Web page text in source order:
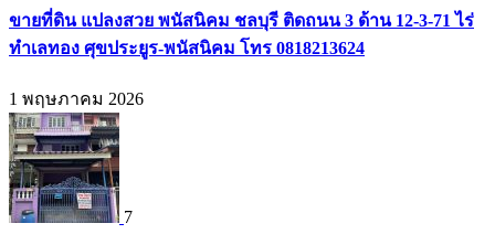
ขายที่ดิน แปลงสวย พนัสนิคม ชลบุรี ติดถนน 3 ด้าน 12-3-71 ไร่
ทำเลทอง ศุขประยูร-พนัสนิคม โทร 0818213624
1 พฤษภาคม 2026
7